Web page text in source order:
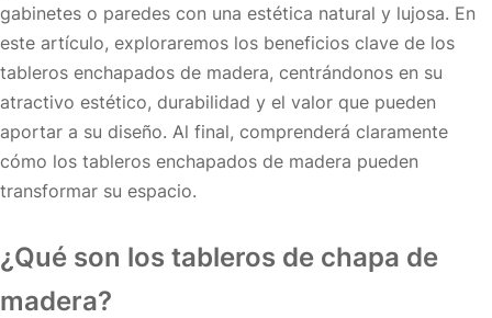
gabinetes o paredes con una estética natural y lujosa. En
este artículo, exploraremos los beneficios clave de los
tableros enchapados de madera, centrándonos en su
atractivo estético, durabilidad y el valor que pueden
aportar a su diseño. Al final, comprenderá claramente
cómo los tableros enchapados de madera pueden
transformar su espacio.
¿Qué son los tableros de chapa de
madera?